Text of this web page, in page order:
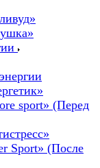
sport» (Перед
Sport» (После